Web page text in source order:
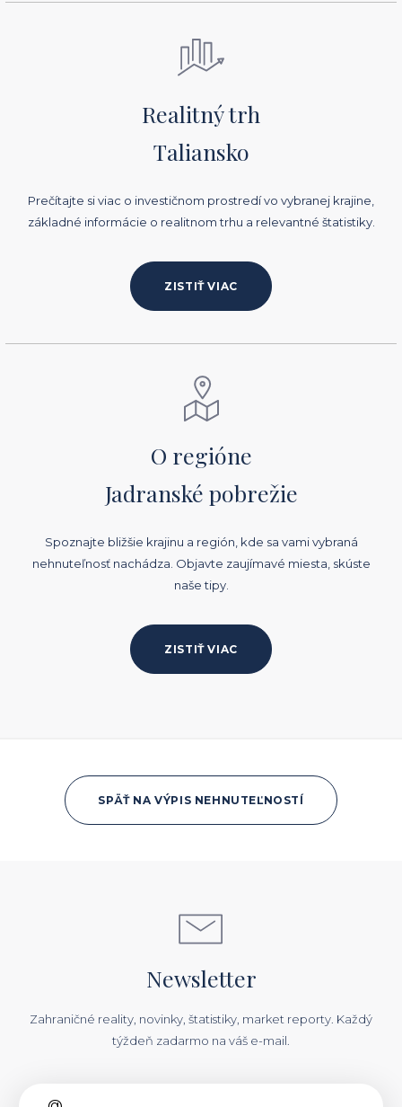
Realitný trh
Taliansko
Prečítajte si viac o investičnom prostredí vo vybranej krajine,
základné informácie o realitnom trhu a relevantné štatistiky.
ZISTIŤ VIAC
O regióne
Jadranské pobrežie
Spoznajte bližšie krajinu a región, kde sa vami vybraná
nehnuteľnosť nachádza. Objavte zaujímavé miesta, skúste
naše tipy.
ZISTIŤ VIAC
SPÄŤ NA VÝPIS NEHNUTEĽNOSTÍ
Newsletter
Zahraničné reality, novinky, štatistiky, market reporty. Každý
týždeň zadarmo na váš e-mail.